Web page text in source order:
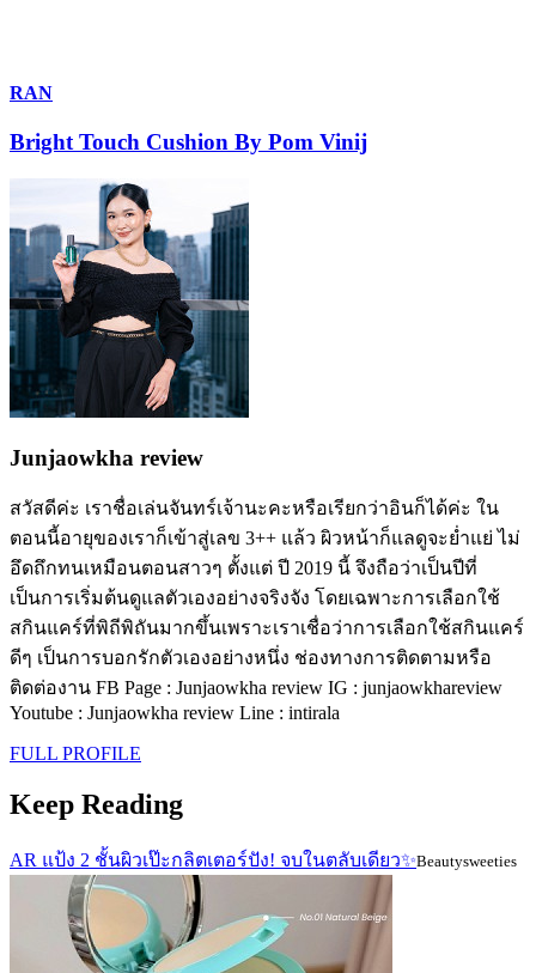
RAN
Bright Touch Cushion By Pom Vinij
Junjaowkha review
สวัสดีค่ะ เราชื่อเล่นจันทร์เจ้านะคะหรือเรียกว่าอินก็ได้ค่ะ ใน
ตอนนี้อายุของเราก็เข้าสู่เลข 3++ แล้ว ผิวหน้าก็แลดูจะย่ำแย่ ไม่
อึดถึกทนเหมือนตอนสาวๆ ตั้งแต่ ปี 2019 นี้ จึงถือว่าเป็นปีที่
เป็นการเริ่มต้นดูแลตัวเองอย่างจริงจัง โดยเฉพาะการเลือกใช้
สกินแคร์ที่พิถีพิถันมากขึ้นเพราะเราเชื่อว่าการเลือกใช้สกินแคร์
ดีๆ เป็นการบอกรักตัวเองอย่างหนึ่ง ช่องทางการติดตามหรือ
ติดต่องาน FB Page : Junjaowkha review IG : junjaowkhareview
Youtube : Junjaowkha review Line : intirala
FULL PROFILE
Keep Reading
AR แป้ง 2 ชั้นผิวเป๊ะกลิตเตอร์ปัง! จบในตลับเดียว✨Beautysweeties